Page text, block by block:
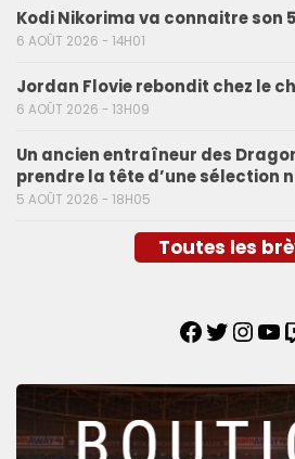
Kodi Nikorima va connaitre son
6 AOÛT 2026 - 14H01
Jordan Flovie rebondit chez le
6 AOÛT 2026 - 13H09
Un ancien entraîneur des
prendre la tête d’une sélection
5 AOÛT 2026 - 18H05
Toutes les